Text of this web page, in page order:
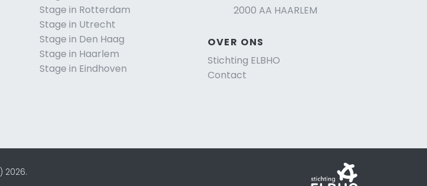
Stage in Rotterdam
Stage in Utrecht
Stage in Den Haag
Stage in Haarlem
Stage in Eindhoven
2000 AA HAARLEM
OVER ONS
Stichting ELBHO
Contact
) 2026.